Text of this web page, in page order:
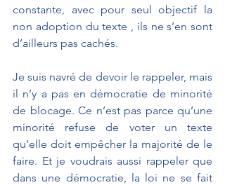
constante, avec pour seul objectif la
non adoption du texte , ils ne s’en sont
d’ailleurs pas cachés.
Je suis navré de devoir le rappeler, mais
il n’y a pas en démocratie de minorité
de blocage. Ce n’est pas parce qu’une
minorité refuse de voter un texte
qu’elle doit empêcher la majorité de le
faire. Et je voudrais aussi rappeler que
dans une démocratie, la loi ne se fait